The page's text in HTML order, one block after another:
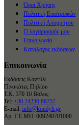
Όροι Χρήσης
Πολιτική Επιστροφών
Πολιτική Απορρήτου
Ο λογαριασμός μου
Επικοινωνία
Κατάλογος εκδόσεων
Επικοινωνία
Εκδόσεις Κοντύλι
Πινακάτες Πηλίου
Τ.Κ. 370 10 Βόλος
Tel: +30 24230 86757
E-mail: info@kondyli.gr
Αρ. Γ.Ε.ΜΗ: 009248701000